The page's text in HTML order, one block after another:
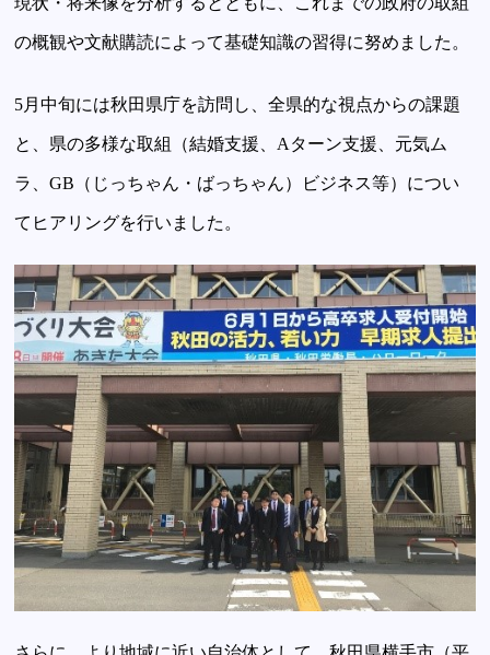
の概観や文献購読によって基礎知識の習得に努めました。
5月中旬には秋田県庁を訪問し、全県的な視点からの課題
と、県の多様な取組（結婚支援、Aターン支援、元気ム
ラ、GB（じっちゃん・ばっちゃん）ビジネス等）につい
てヒアリングを行いました。